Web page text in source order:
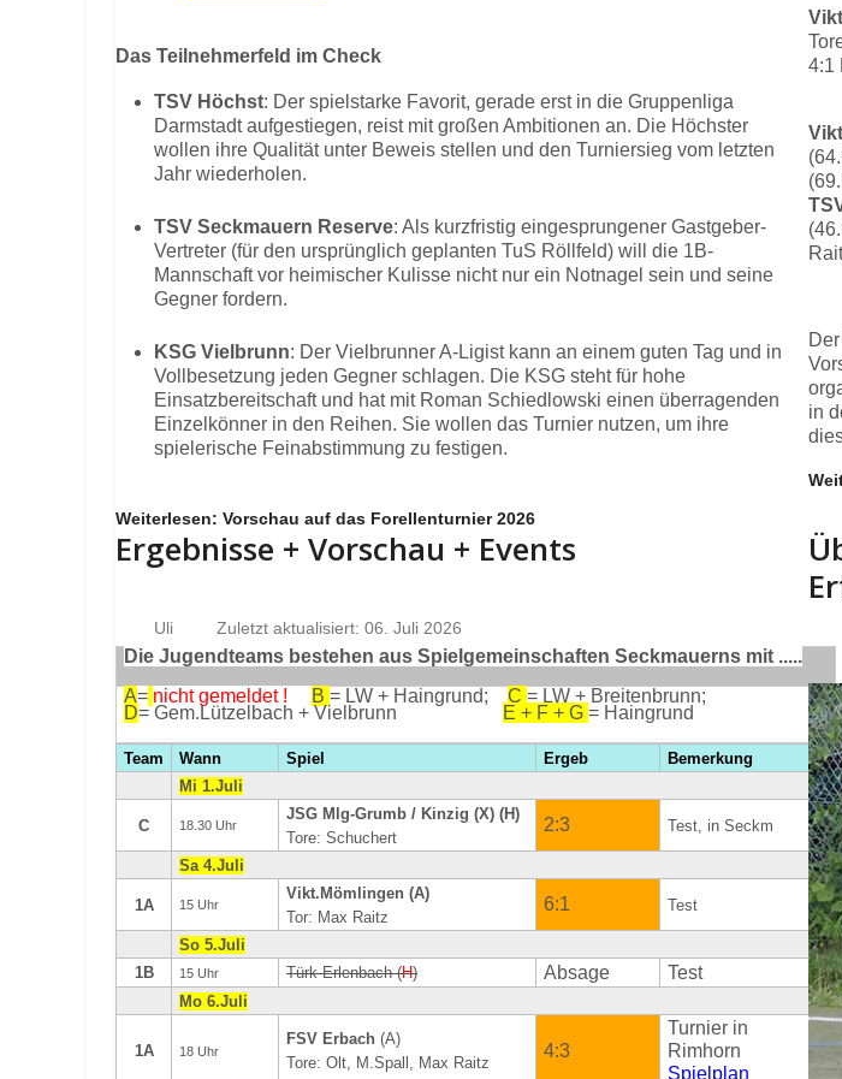
Das Teilnehmerfeld im Check
TSV Höchst: Der spielstarke Favorit, gerade erst in die Gruppenliga
Darmstadt aufgestiegen, reist mit großen Ambitionen an. Die Höchster
wollen ihre Qualität unter Beweis stellen und den Turniersieg vom letzten
Jahr wiederholen.
TSV Seckmauern Reserve: Als kurzfristig eingesprungener Gastgeber-
Vertreter (für den ursprünglich geplanten TuS Röllfeld) will die 1B-
Mannschaft vor heimischer Kulisse nicht nur ein Notnagel sein und seine
Gegner fordern.
KSG Vielbrunn: Der Vielbrunner A-Ligist kann an einem guten Tag und in
Vollbesetzung jeden Gegner schlagen. Die KSG steht für hohe
Einsatzbereitschaft und hat mit Roman Schiedlowski einen überragenden
Einzelkönner in den Reihen. Sie wollen das Turnier nutzen, um ihre
spielerische Feinabstimmung zu festigen.
Weiterlesen: Vorschau auf das Forellenturnier 2026
4:1
in
Ergebnisse + Vorschau + Events
Uli Zuletzt aktualisiert: 06. Juli 2026
Die Jugendteams bestehen aus Spielgemeinschaften Seckmauerns mit .....
A= nicht gemeldet ! B = LW + Haingrund; C = LW + Breitenbrunn;
D= Gem.Lützelbach + Vielbrunn E + F + G = Haingrund
Team Wann Spiel Ergeb
Bemerkung
Mi 1.Juli
C 18.30 Uhr
JSG Mlg-Grumb / Kinzig (X) (H)
Tore: Schuchert
2:3 Test, in Seckm
Sa 4.Juli
1A 15 Uhr
Vikt.Mömlingen (A)
Tor: Max Raitz
6:1 Test
So 5.Juli
1B
15 Uhr Türk Erlenbach (H) Absage Test
Mo 6.Juli
1A 18 Uhr
FSV Erbach (A)
Tore: Olt, M.Spall, Max Raitz
4:3
Turnier in
Rimhorn
Spielplan